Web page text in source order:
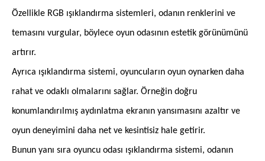
Özellikle RGB ışıklandırma sistemleri, odanın renklerini ve
temasını vurgular, böylece oyun odasının estetik görünümünü
artırır.
Ayrıca ışıklandırma sistemi, oyuncuların oyun oynarken daha
rahat ve odaklı olmalarını sağlar. Örneğin doğru
konumlandırılmış aydınlatma ekranın yansımasını azaltır ve
oyun deneyimini daha net ve kesintisiz hale getirir.
Bunun yanı sıra oyuncu odası ışıklandırma sistemi, odanın